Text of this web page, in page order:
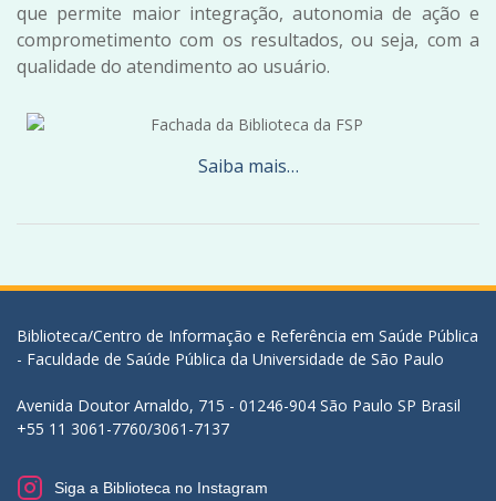
que permite maior integração, autonomia de ação e
comprometimento com os resultados, ou seja, com a
qualidade do atendimento ao usuário.
Saiba mais…
Biblioteca/Centro de Informação e Referência em Saúde Pública
- Faculdade de Saúde Pública da Universidade de São Paulo
Avenida Doutor Arnaldo, 715 - 01246-904 São Paulo SP Brasil
+55 11 3061-7760/3061-7137
Siga a Biblioteca no Instagram